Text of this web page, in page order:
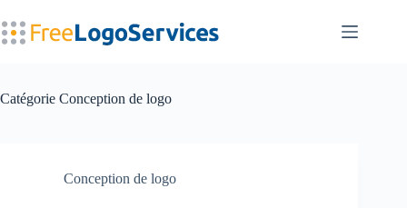
au
contenu
Catégorie Conception de logo
Conception de logo